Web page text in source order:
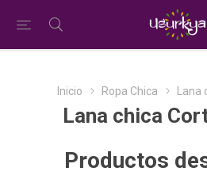
Inicio Ropa Chica
Lana chica
Productos